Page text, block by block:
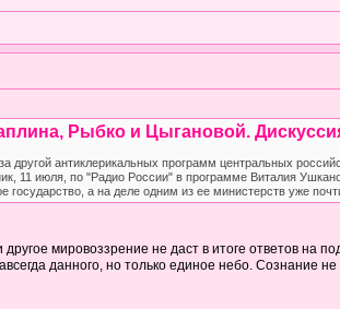
Рыбко и Цыгановой.
антиклерикальных программ центральных
11 июля, по "Радио России" в программе Виталия
а на деле одним из ее министерств уже
мировоззрение не даст в итоге ответов
данного, но только единое небо.